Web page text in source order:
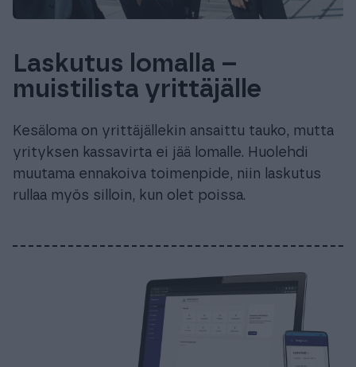
Laskutus lomalla –
muistilista yrittäjälle
Kesäloma on yrittäjällekin ansaittu tauko, mutta
yrityksen kassavirta ei jää lomalle. Huolehdi
muutama ennakoiva toimenpide, niin laskutus
rullaa myös silloin, kun olet poissa.